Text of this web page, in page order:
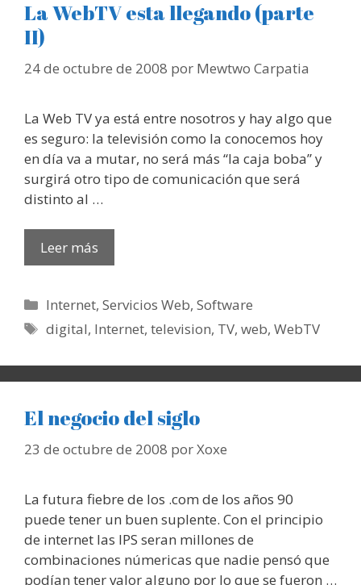
La WebTV esta llegando (parte
II)
24 de octubre de 2008 por Mewtwo Carpatia
La Web TV ya está entre nosotros y hay algo que
es seguro: la televisión como la conocemos hoy
en día va a mutar, no será más “la caja boba” y
surgirá otro tipo de comunicación que será
distinto al …
Leer más
Categorías
Internet,Servicios Web,Software
Etiquetas
digital, Internet,television, TV,web,WebTV
El negocio del siglo
23 de octubre de 2008 porXoxe
La futura fiebre de los .com de los años 90
puede tener un buen suplente. Con el principio
de internet las IPS seran millones de
combinaciones númericas que nadie pensó que
podían tener valor alguno por lo que se fueron …